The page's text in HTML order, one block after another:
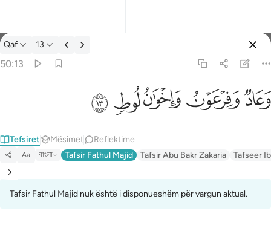
Tefsir: Qaf 50:13
Qaf 13
50:13
وَعَادٌۭ وَفِرْعَوْنُ وَإِخْوَٰنُ لُوطٍۢ ١٣
ﲳﲴﲵﲶﲷ
Tefsiret Mësimet Reflektime
Aa বাংলা Tafsir Fathul Majid Tafsir Abu Bakr Zakaria Tafseer
Tafsir Fathul Majid nuk është i disponueshëm për vargun aktual.